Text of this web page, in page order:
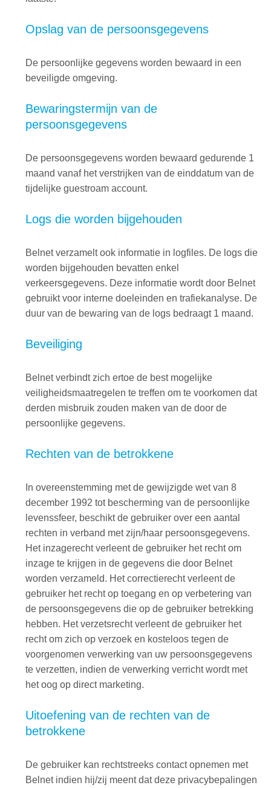
Opslag van de persoonsgegevens
De persoonlijke gegevens worden bewaard in een
beveiligde omgeving.
Bewaringstermijn van de
persoonsgegevens
De persoonsgegevens worden bewaard gedurende 1
maand vanaf het verstrijken van de einddatum van de
tijdelijke guestroam account.
Logs die worden bijgehouden
Belnet verzamelt ook informatie in logfiles. De logs die
worden bijgehouden bevatten enkel
verkeersgegevens. Deze informatie wordt door Belnet
gebruikt voor interne doeleinden en trafiekanalyse. De
duur van de bewaring van de logs bedraagt 1 maand.
Beveiliging
Belnet verbindt zich ertoe de best mogelijke
veiligheidsmaatregelen te treffen om te voorkomen dat
derden misbruik zouden maken van de door de
persoonlijke gegevens.
Rechten van de betrokkene
In overeenstemming met de gewijzigde wet van 8
december 1992 tot bescherming van de persoonlijke
levenssfeer, beschikt de gebruiker over een aantal
rechten in verband met zijn/haar persoonsgegevens.
Het inzagerecht verleent de gebruiker het recht om
inzage te krijgen in de gegevens die door Belnet
worden verzameld. Het correctierecht verleent de
gebruiker het recht op toegang en op verbetering van
de persoonsgegevens die op de gebruiker betrekking
hebben. Het verzetsrecht verleent de gebruiker het
recht om zich op verzoek en kosteloos tegen de
voorgenomen verwerking van uw persoonsgegevens
te verzetten, indien de verwerking verricht wordt met
het oog op direct marketing.
Uitoefening van de rechten van de
betrokkene
De gebruiker kan rechtstreeks contact opnemen met
Belnet indien hij/zij meent dat deze privacybepalingen